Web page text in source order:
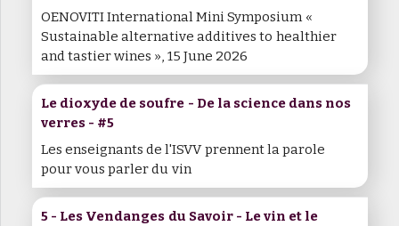
OENOVITI International Mini Symposium «
Sustainable alternative additives to healthier
and tastier wines », 15 June 2026
Le dioxyde de soufre - De la science dans nos
verres - #5
Les enseignants de l'ISVV prennent la parole
pour vous parler du vin
5 - Les Vendanges du Savoir - Le vin et le